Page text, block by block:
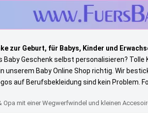
zur Geburt, für Babys, Kinder und
Baby Geschenk selbst personalisieren?
unserem Baby Online Shop richtig. Wir
auf Berufsbekleidung sind kein Problem.
Opa mit einer Wegwerfwindel und kleinen